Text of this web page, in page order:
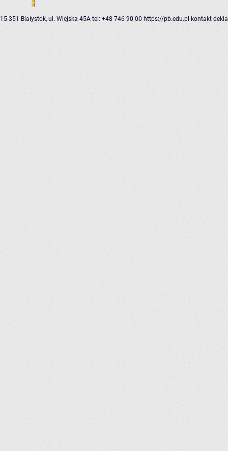
15-351 Białystok, ul. Wiejska 45A tel: +48 746 90 00 https://pb.edu.pl kontakt